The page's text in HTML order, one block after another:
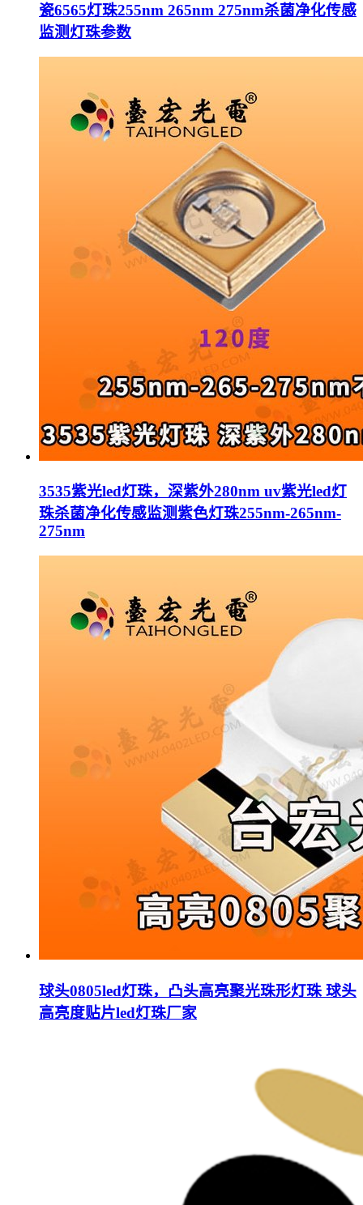
瓷6565灯珠255nm 265nm 275nm杀菌净化传感
监测灯珠参数
3535紫光led灯珠，深紫外280nm uv紫光led灯
珠杀菌净化传感监测紫色灯珠255nm-265nm-
275nm
球头0805led灯珠，凸头高亮聚光珠形灯珠 球头
高亮度贴片led灯珠厂家